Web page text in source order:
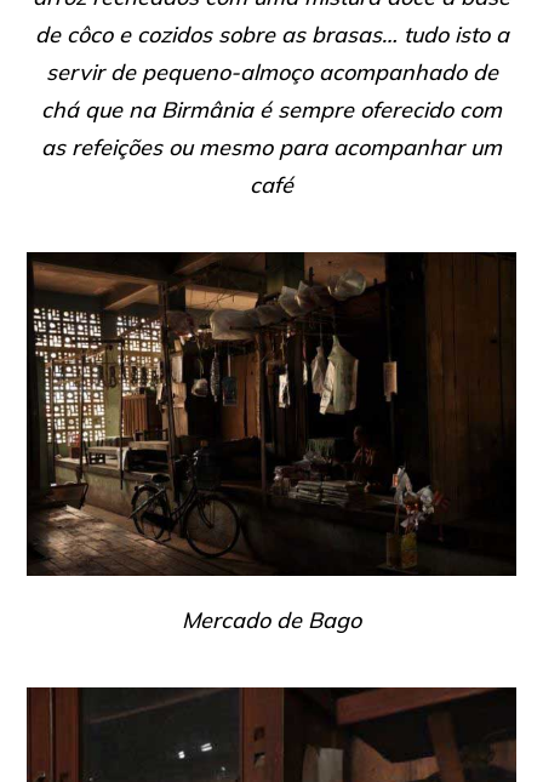
de côco e cozidos sobre as brasas… tudo isto a
servir de pequeno-almoço acompanhado de
chá que na Birmânia é sempre oferecido com
as refeições ou mesmo para acompanhar um
café
Mercado de Bago